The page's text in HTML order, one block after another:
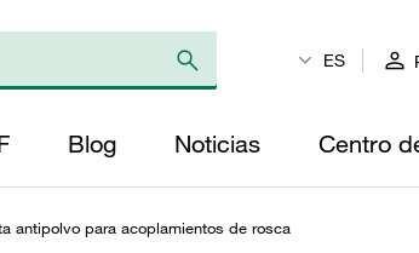
ES
Blog Noticias Centro
antipolvo para acoplamientos de rosca